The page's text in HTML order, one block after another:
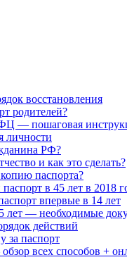
восстановления
родителей?
— пошаговая
личности
РФ?
и как это сделать?
паспорта?
в 45 лет в 2018
впервые в 14 лет
лет — необходимые
действий
за паспорт
всех способов +